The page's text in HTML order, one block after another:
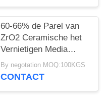
60-66% de Parel van
ZrO2 Ceramische het
Vernietigen Media
JZB60 JZB80 JZB100
JZB120 voor Roestvrij
By negotation MOQ:100KGS
CONTACT